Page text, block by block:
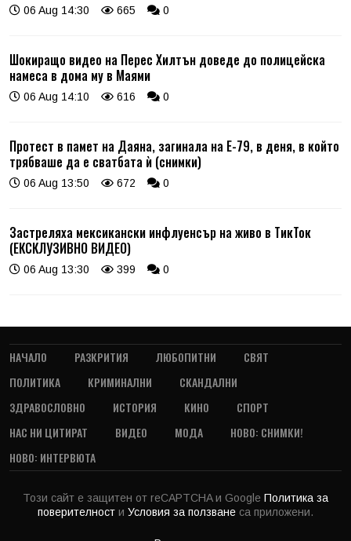
06 Aug 14:30 665 0
Шокиращо видео на Перес Хилтън доведе до полицейска
намеса в дома му в Маями
06 Aug 14:10 616 0
Протест в памет на Даяна, загинала на Е-79, в деня, в който
трябваше да е сватбата ѝ (снимки)
06 Aug 13:50 672 0
Застреляха мексикански инфлуенсър на живо в ТикТок
(ЕКСКЛУЗИВНО ВИДЕО)
06 Aug 13:30 399 0
НАЧАЛО РАЗКРИТИЯ ЛЮБОПИТНИ
СВЯТ
ПОЛИТИКА
КРИМИНАЛНИ
СКАНДАЛНИ
ЗДРАВОСЛОВНО
ИСТОРИЯ КИНО
СПОРТ
НАС НИ ЦИТИРАТ
ВИДЕО МОДА
НОВО: СНИМКИ!
НОВО: ИНТЕРВЮТА
Този сайт е защитен от reCAPTCHA и Google Политика за
поверителност и Условия за ползване са приложени.